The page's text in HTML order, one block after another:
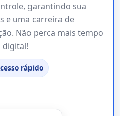
garantindo sua
e uma carreira de
Não perca mais tempo
digital!
rápido